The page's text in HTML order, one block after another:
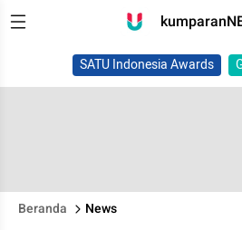
SATU Indonesia Awards
Beranda News